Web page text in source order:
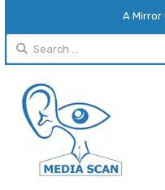
A Mirror
Search
for: